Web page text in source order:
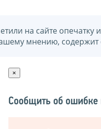
на сайте
мнению,
×
Сообщить об ошибке